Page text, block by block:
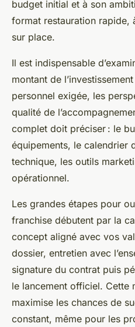
budget initial et à son
format restauration rapide,
sur place.
Il est indispensable
montant de
personnel exigée, les
qualité de
complet doit préciser : le
équipements, le calendrier
technique, les outils
opérationnel.
Les grandes étapes pour
franchise débutent par la
concept aligné avec vos
dossier, entretien avec
signature du contrat puis
le lancement officiel. Cette
maximise les chances de
constant, même pour les